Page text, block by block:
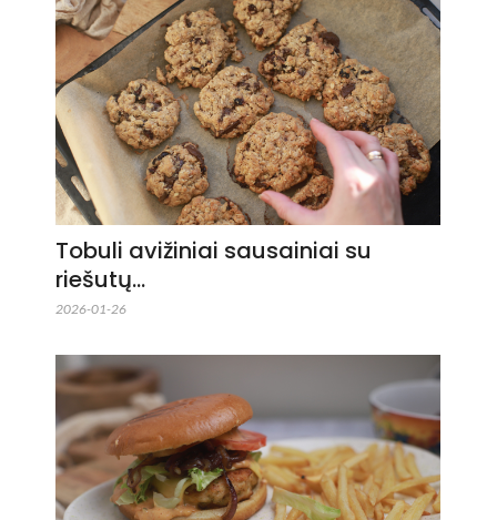
Tobuli avižiniai sausainiai su
riešutų…
2026-01-26